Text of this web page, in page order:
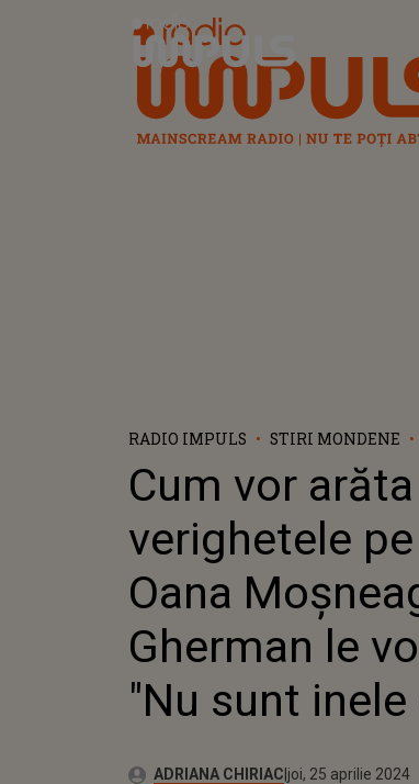
Radio Impuls
RADIO IMPULS STIRI MONDENE
Cum vor arăta
verighetele
Oana
Gherman le
"Nu sunt
Autor:ADRIANA CHIRIACPublicat:
joi, 25 aprilie 2024
Actualizat:
joi, 25 aprilie 2024